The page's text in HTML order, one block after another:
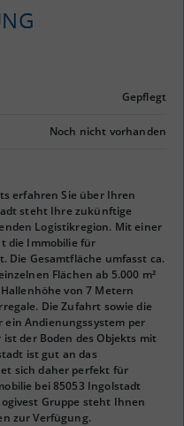
Gepflegt
Noch nicht vorhanden
erfahren Sie über Ihren
steht Ihre zukünftige
Logistikregion. Mit einer
die Immobilie für
Die Gesamtfläche umfasst ca.
Flächen ab 5.000 m²
von 7 Metern
Die Zufahrt sowie die
ein Andienungssystem per
der Boden des Objekts mit
ist gut an das
sich daher perfekt für
bei 85053 Ingolstadt
Gruppe steht Ihnen
zur Verfügung.